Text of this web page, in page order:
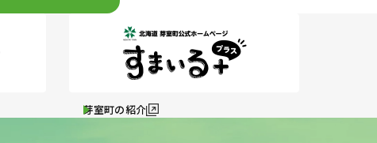
芽室町の紹介